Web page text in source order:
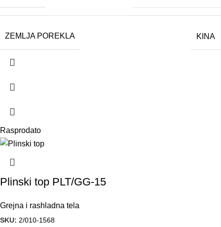
ZEMLJA POREKLA KINA
Rasprodato
Plinski top PLT/GG-15
Grejna i rashladna tela
SKU: 2/010-1568